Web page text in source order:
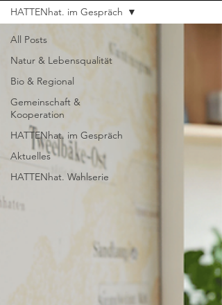
All Posts
Natur & Lebensqualität
Bio & Regional
Gemeinschaft &
Kooperation
HATTENhat. im Gespräch
Aktuelles
HATTENhat. Wahlserie
HATTENhat. im Gespräch